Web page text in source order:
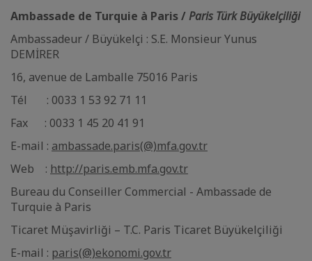
Ambassade de Turquie à Paris /Paris Türk Büyükelçiliği
Ambassadeur / Büyükelçi : S.E. Monsieur Yunus
DEMİRER
16, avenue de Lamballe 75016 Paris
Tél : 0033 1 53 92 71 11
Fax : 0033 1 45 20 41 91
E-mail : ambassade.paris(@)mfa.gov.tr
Web : http://paris.emb.mfa.gov.tr
Bureau du Conseiller Commercial - Ambassade de
Turquie à Paris
Ticaret Müşavirliği – T.C. Paris Ticaret Büyükelçiliği
E-mail : paris(@)ekonomi.gov.tr